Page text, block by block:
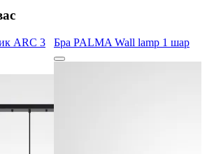
ARC 3
Бра PALMA Wall lamp 1 шар